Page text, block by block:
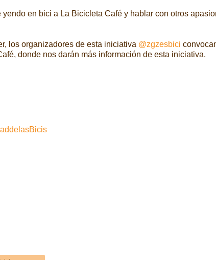
en bici a La Bicicleta Café y hablar con otros
los organizadores de esta iniciativa @zgzesbici
donde nos darán más información de esta iniciativa.